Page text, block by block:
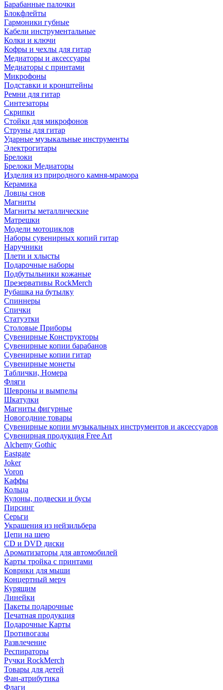
Барабанные палочки
Блокфлейты
Гармоники губные
Кабели инструментальные
Колки и ключи
Кофры и чехлы для гитар
Медиаторы и аксессуары
Медиаторы с принтами
Микрофоны
Подставки и кронштейны
Ремни для гитар
Синтезаторы
Скрипки
Стойки для микрофонов
Струны для гитар
Ударные музыкальные инструменты
Электрогитары
Брелоки
Брелоки Медиаторы
Изделия из природного камня-мрамора
Керамика
Ловцы снов
Магниты
Магниты металлические
Матрешки
Модели мотоциклов
Наборы сувенирных копий гитар
Наручники
Плети и хлысты
Подарочные наборы
Подбутыльники кожаные
Презервативы RockMerch
Рубашка на бутылку
Спиннеры
Спички
Статуэтки
Столовые Приборы
Сувенирные Конструкторы
Сувенирные копии барабанов
Сувенирные копии гитар
Сувенирные монеты
Таблички, Номера
Фляги
Шевроны и вымпелы
Шкатулки
Магниты фигурные
Новогодние товары
Сувенирные копии музыкальных инструментов и аксессуаров
Сувенирная продукция Free Art
Alchemy Gothic
Eastgate
Joker
Voron
Каффы
Кольца
Кулоны, подвески и бусы
Пирсинг
Серьги
Украшения из нейзильбера
Цепи на шею
CD и DVD диски
Ароматизаторы для автомобилей
Карты тройка с принтами
Коврики для мыши
Концертный мерч
Курящим
Линейки
Пакеты подарочные
Печатная продукция
Подарочные Карты
Противогазы
Развлечение
Респираторы
Ручки RockMerch
Товары для детей
Фан-атрибутика
Флаги